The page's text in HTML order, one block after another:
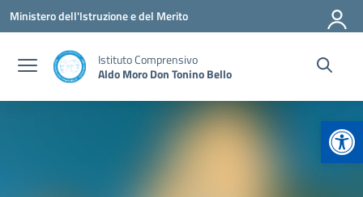
Vai ai contenuti
Vai al menu di navigazione
Vai al footer
Ministero dell'Istruzione e del Merito
Istituto Comprensivo
Aldo Moro Don Tonino Bello